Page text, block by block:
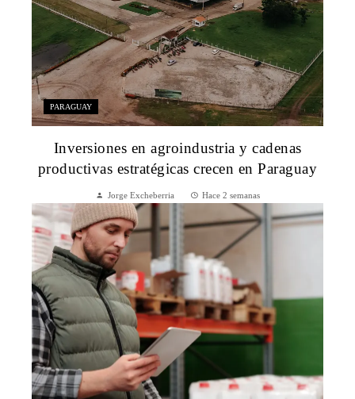
PARAGUAY
Inversiones en agroindustria y cadenas
productivas estratégicas crecen en Paraguay
Jorge Excheberria Hace 2 semanas